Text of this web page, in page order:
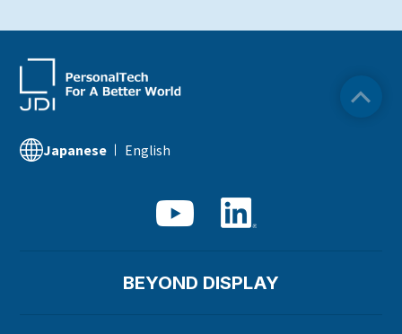
Japanese English
BEYOND DISPLAY